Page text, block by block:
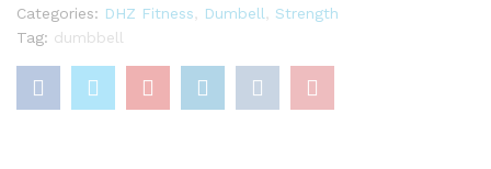
Barbell
DHZ
Quickbell
quantity
Categories: DHZ Fitness Dumbell
Strength
Tag: dumbbell